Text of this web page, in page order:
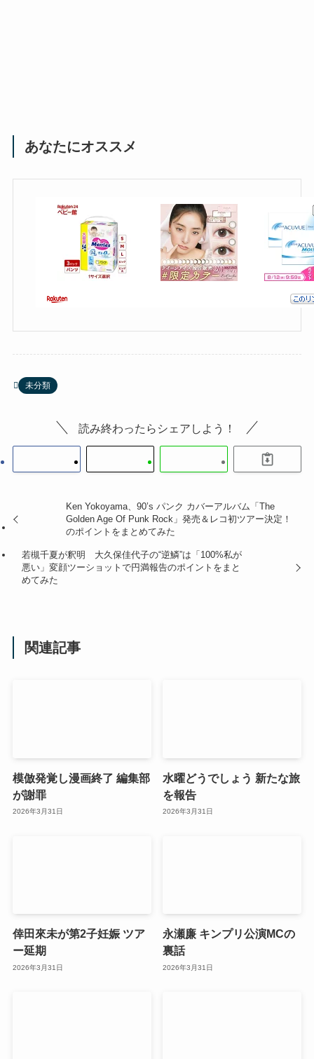
あなたにオススメ
未分類
読み終わったらシェアしよう！
Ken Yokoyama、90’s パンク カバーアルバム「The
Golden Age Of Punk Rock」発売＆レコ初ツアー決定！
のポイントをまとめてみた
若槻千夏が釈明 大久保佳代子の“逆鱗”は「100%私が
悪い」変顔ツーショットで円満報告のポイントをまと
めてみた
関連記事
模倣発覚し漫画終了 編集部
が謝罪
2026年3月31日
水曜どうでしょう 新たな旅
を報告
2026年3月31日
倖田來未が第2子妊娠 ツア
ー延期
2026年3月31日
永瀬廉 キンプリ公演MCの
裏話
2026年3月31日